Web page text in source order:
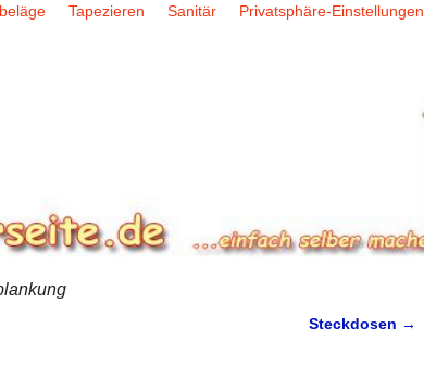
Tapezieren Sanitär Privatsphäre-Einstellungen
Steckdosen →